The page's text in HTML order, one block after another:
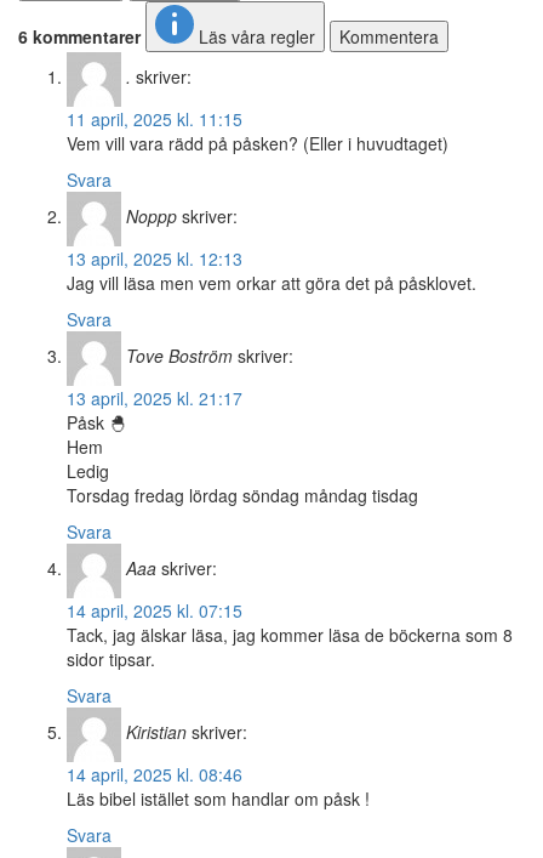
6 kommentarer Läs våra regler
Kommentera
. skriver:
11 april, 2025 kl. 11:15
Vem vill vara rädd på påsken? (Eller i huvudtaget)
Svara
Noppp skriver:
13 april, 2025 kl. 12:13
Jag vill läsa men vem orkar att göra det på påsklovet.
Svara
Tove Boström skriver:
13 april, 2025 kl. 21:17
Påsk 🐣
Hem
Ledig
Torsdag fredag lördag söndag måndag tisdag
Svara
Aaa skriver:
14 april, 2025 kl. 07:15
Tack, jag älskar läsa, jag kommer läsa de böckerna som 8
sidor tipsar.
Svara
Kiristian skriver:
14 april, 2025 kl. 08:46
Läs bibel istället som handlar om påsk !
Svara